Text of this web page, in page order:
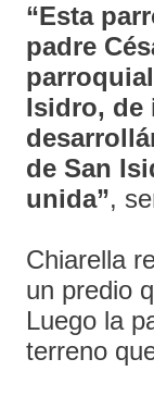
“Esta
padre
Isidro, de
de San
unida”,
Chiarella
un predio
Luego la
terreno